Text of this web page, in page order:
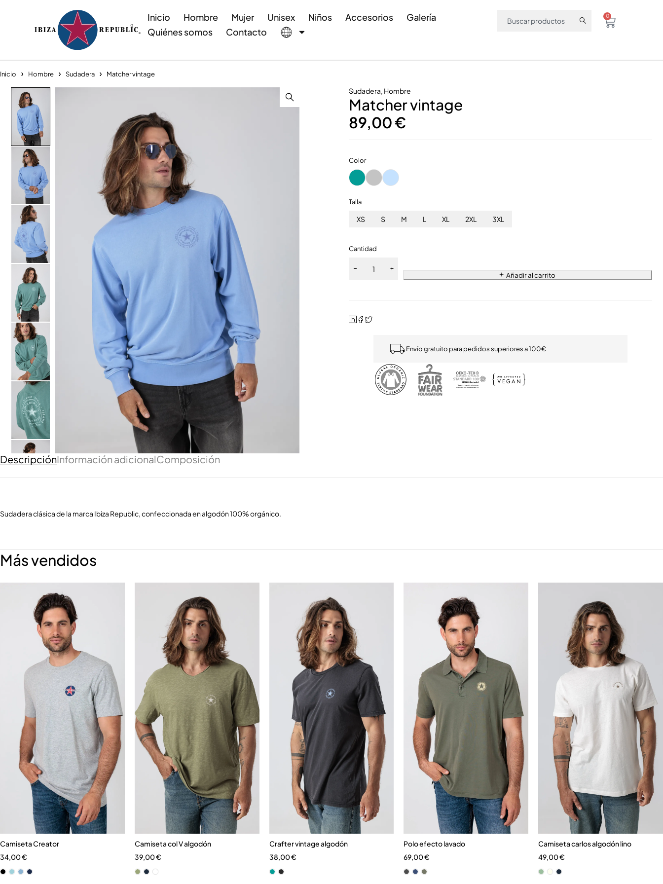
Inicio Hombre Mujer Unisex Niños Accesorios
Galería
Quiénes somos
Contacto
0
Inicio Hombre Sudadera Matcher vintage
Sudadera, Hombre
Matcher vintage
89,00€
Color
Talla
XS S M L XL 2XL 3XL
Cantidad
Añadir al carrito
Envío gratuito para pedidos superiores a 100€
DescripciónInformación adicionalComposición
Sudadera clásica de la marca Ibiza Republic, confeccionada en algodón 100% orgánico.
Más vendidos
Camiseta Creator
34,00€
Camiseta col V algodón
39,00€
Crafter vintage algodón
38,00€
Polo efecto lavado
69,00€
Camiseta carlos algodón lino
49,00€